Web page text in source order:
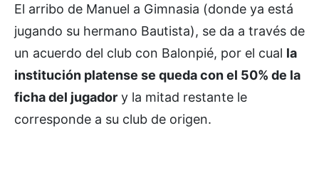
El arribo de Manuel a Gimnasia (donde ya está
jugando su hermano Bautista), se da a través de
un acuerdo del club con Balonpié, por el cual la
institución platense se queda con el 50% de la
ficha del jugador y la mitad restante le
corresponde a su club de origen.